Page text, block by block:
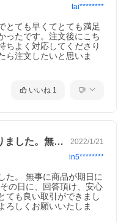
tai********
とても早くてとても満足
ったです。注文後にこち
ちよく対応してくださり
ら注文したいと思いま
いいね 1
この度は本当にお世話になりました。無事… 2022/1/21
in5********
た。 無事に商品が期日に
の日に、回答頂け、安心
ても良い取引ができまし
ろしくお願いいたしま